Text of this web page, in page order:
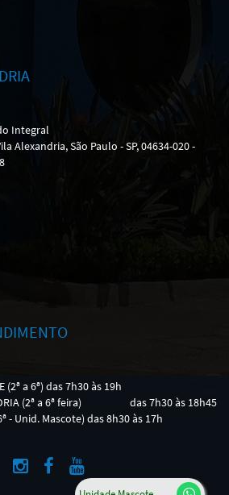
Integral
Alexandria, São Paulo - SP, 04634-020 -
(2ª a 6ª) das 7h30 às 19h
(2ª a 6ª feira)
das 7h30 às 18h45
- Unid. Mascote) das 8h30 às 17h